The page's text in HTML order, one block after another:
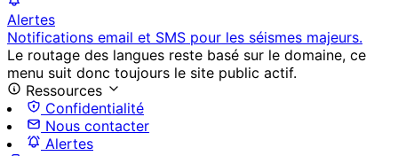
Alertes
Notifications email et SMS pour les séismes majeurs.
Le routage des langues reste basé sur le domaine, ce
menu suit donc toujours le site public actif.
Ressources
Confidentialité
Nous contacter
Alertes